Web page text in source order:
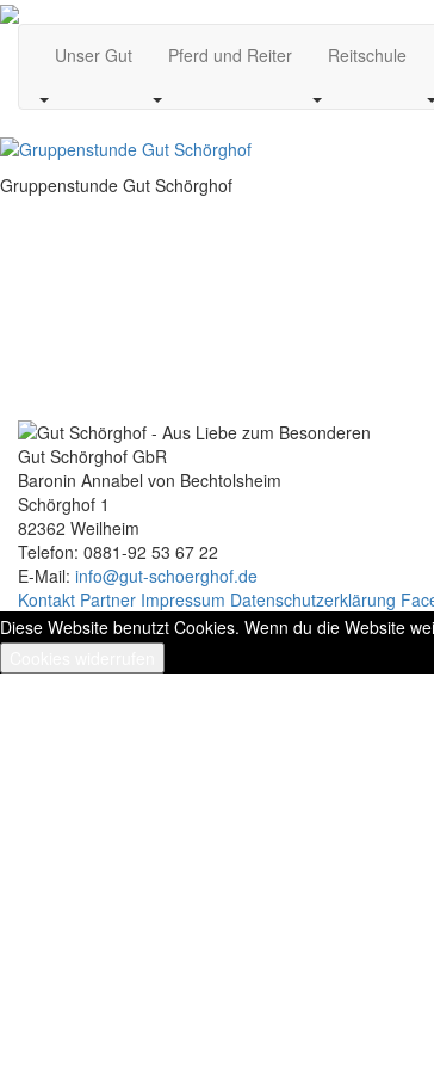
Unser Gut Pferd und Reiter Reitschule
Gruppenstunde Gut Schörghof
Gut Schörghof GbR
Baronin Annabel von Bechtolsheim
Schörghof 1
82362 Weilheim
Telefon: 0881-92 53 67 22
E-Mail: info@gut-schoerghof.de
Kontakt Partner Impressum Datenschutzerklärung
Diese Website benutzt Cookies. Wenn du die Website